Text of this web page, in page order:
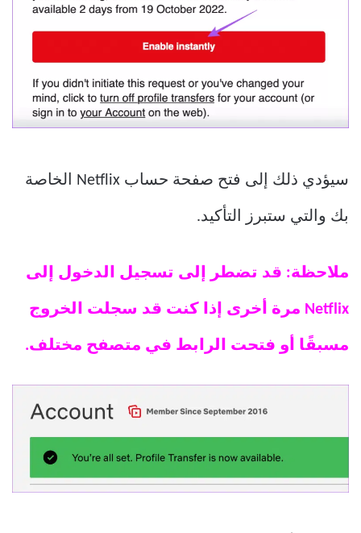
سيؤدي ذلك إلى فتح صفحة حساب Netflix الخاصة
بك والتي ستبرز التأكيد.
ملاحظة: قد تضطر إلى تسجيل الدخول إلى
Netflix مرة أخرى إذا كنت قد سجلت الخروج
مسبقًا أو فتحت الرابط في متصفح مختلف.